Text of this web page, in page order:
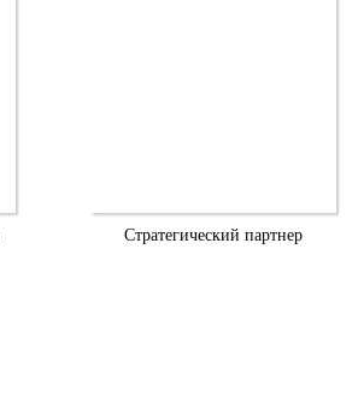
Стратегический партнер